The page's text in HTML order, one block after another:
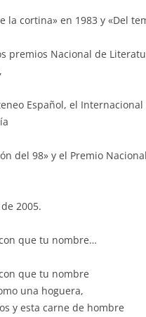
la cortina» en 1983 y «Del
premios Nacional de
Español, el
del 98» y el Premio
2005.
que tu nombre…
que tu nombre
una hoguera,
y esta carne de hombre